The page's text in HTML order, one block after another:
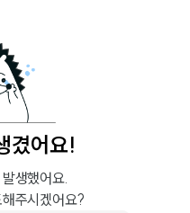
겼어요!
생했어요.
주시겠어요?